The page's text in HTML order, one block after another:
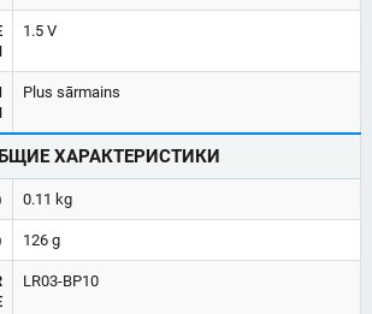
1.5 V
Plus sārmains
ХАРАКТЕРИСТИКИ
0.11 kg
126 g
LR03-BP10